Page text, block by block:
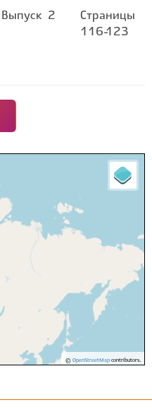
Выпуск 2
Страницы
116-123
© OpenStreetMapcontributors.